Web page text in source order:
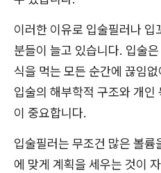
이러한 이유로 입술필러나
분들이 늘고 있습니다. 입술
식을 먹는 모든 순간에 끊임
입술의 해부학적 구조와 개인
이 중요합니다.
입술필러는 무조건 많은 볼륨
에 맞게 계획을 세우는 것이